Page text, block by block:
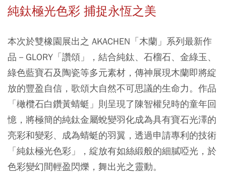
純鈦極光色彩 捕捉永恆之美
本次於雙橡園展出之 AKACHEN「木蘭」系列最新作
品－GLORY「讚頌」，結合純鈦、石榴石、金綠玉、
綠色藍寶石及陶瓷等多元素材，傳神展現木蘭即將綻
放的豐盈自信，歌頌大自然不可思議的生命力。作品
「橄欖石白鑽黃蜻蜓」則呈現了陳智權兒時的童年回
憶，將極簡的純鈦金屬蛻變羽化成為具有寶石光澤的
亮彩和變彩、成為蜻蜓的羽翼，透過申請專利的技術
「純鈦極光色彩」，綻放有如絲緞般的細膩啞光，於
色彩變幻間輕盈閃爍，舞出光之靈動。